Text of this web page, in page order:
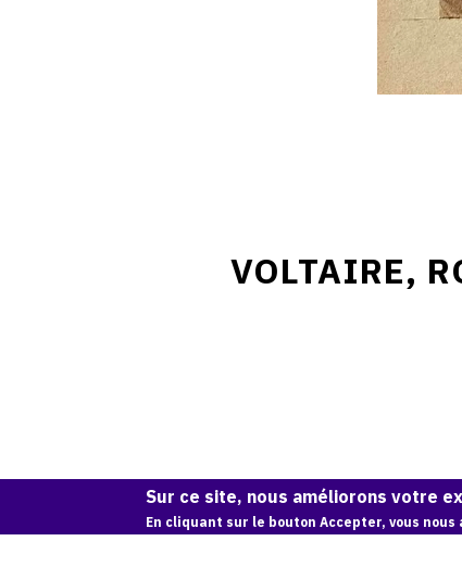
VOLTAIRE,
Sur ce site, nous améliorons votre
En cliquant sur le bouton Accepter, vous